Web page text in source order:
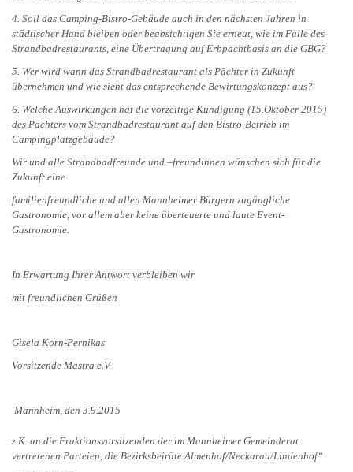
4. Soll das Camping-Bistro-Gebäude auch in den nächsten Jahren in
städtischer Hand bleiben oder beabsichtigen Sie erneut, wie im Falle des
Strandbadrestaurants, eine Übertragung auf Erbpachtbasis an die GBG?
5. Wer wird wann das Strandbadrestaurant als Pächter in Zukunft
übernehmen und wie sieht das entsprechende Bewirtungskonzept aus?
6. Welche Auswirkungen hat die vorzeitige Kündigung (15.Oktober 2015)
des Pächters vom Strandbadrestaurant auf den Bistro-Betrieb im
Campingplatzgebäude?
Wir und alle Strandbadfreunde und –freundinnen wünschen sich für die
Zukunft eine
familienfreundliche und allen Mannheimer Bürgern zugängliche
Gastronomie, vor allem aber keine überteuerte und laute Event-
Gastronomie.
In Erwartung Ihrer Antwort verbleiben wir
mit freundlichen Grüßen
Gisela Korn-Pernikas
Vorsitzende Mastra e.V.
Mannheim, den 3.9.2015
z.K. an die Fraktionsvorsitzenden der im Mannheimer Gemeinderat
vertretenen Parteien, die Bezirksbeiräte Almenhof/Neckarau/Lindenhof“